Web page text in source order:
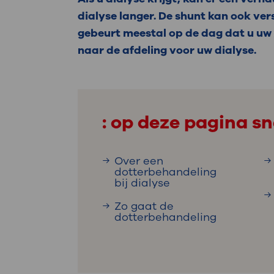
Uw
Uw
Werken
steeds verder uit, zodat u zelf meer
we u sneller helpen.
Direct naar MijnOLVG
dialyse langer. De shunt kan ook
gebeurt meestal op de dag dat u
naar de afdeling voor uw dialyse.
: op deze pagina
Over een
dotterbehandeling
bij dialyse
Zo gaat de
dotterbehandeling